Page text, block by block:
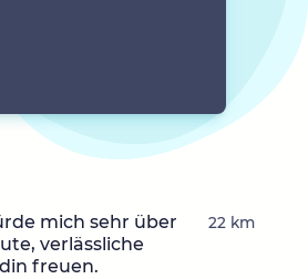
mich sehr über
verlässliche
freuen.
22 km